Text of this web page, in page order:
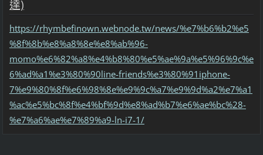
達)
https://rhymbefinown.webnode.tw/news/%e7%b6%b2%e5
%8f%8b%e8%a8%8e%e8%ab%96-
momo%e6%82%a8%e4%b8%80%e5%ae%9a%e5%96%9c%e
6%ad%a1%e3%80%90line-friends%e3%80%91iphone-
7%e9%80%8f%e6%98%8e%e9%9c%a7%e9%9d%a2%e7%a1
%ac%e5%bc%8f%e4%bf%9d%e8%ad%b7%e6%ae%bc%28-
%e7%a6%ae%e7%89%a9-ln-i7-1/